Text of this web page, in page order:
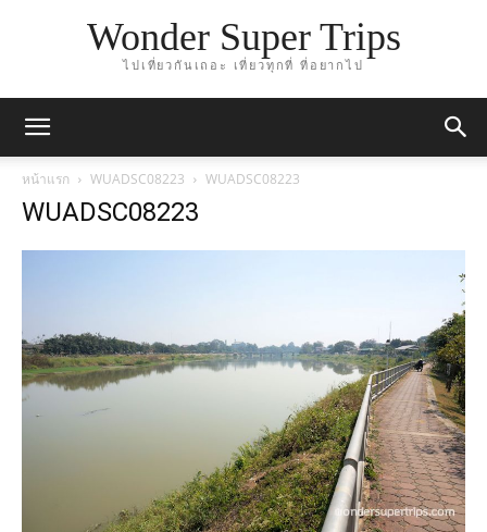
Wonder Super Trips
ไปเที่ยวกันเถอะ เที่ยวทุกที่ ที่อยากไป
หน้าแรก WUADSC08223 WUADSC08223
WUADSC08223